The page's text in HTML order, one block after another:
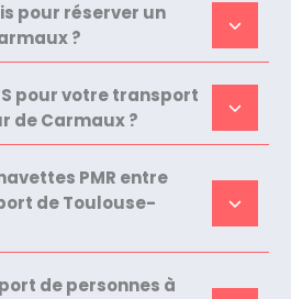
pour réserver un
?
pour votre transport
de Carmaux ?
PMR entre
de Toulouse-
de personnes à